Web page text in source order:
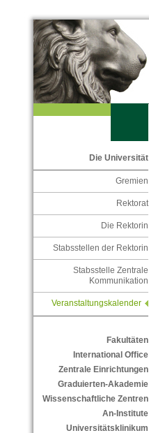
Die Universität
Gremien
Rektorat
Die Rektorin
Stabsstellen der Rektorin
Stabsstelle Zentrale
Kommunikation
Veranstaltungskalender
Fakultäten
International Office
Zentrale Einrichtungen
Graduierten-Akademie
Wissenschaftliche Zentren
An-Institute
Universitätsklinikum